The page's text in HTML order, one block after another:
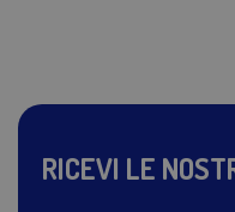
RICEVI LE